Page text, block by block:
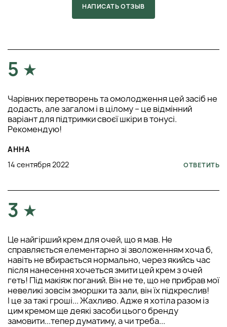
НАПИСАТЬ ОТЗЫВ
5
Чарівних перетворень та омолодження цей засіб не
додасть, але загалом і в цілому – це відмінний
варіант для підтримки своєї шкіри в тонусі.
Рекомендую!
АННА
14 сентября 2022
ОТВЕТИТЬ
3
Це найгірший крем для очей, що я мав. Не
справляється елементарно зі зволоженням хоча б,
навіть не вбирається нормально, через якийсь час
після нанесення хочеться змити цей крем з очей
геть! Під макіяж поганий. Він не те, що не прибрав мої
невеликі зовсім зморшки та зали, він їх підкреслив!
І це за такі гроші... Жахливо. Адже я хотіла разом із
цим кремом ще деякі засоби цього бренду
замовити...тепер думатиму, а чи треба...